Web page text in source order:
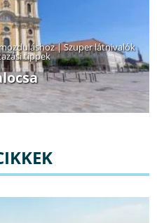
|Szuper látnivalók
tippek